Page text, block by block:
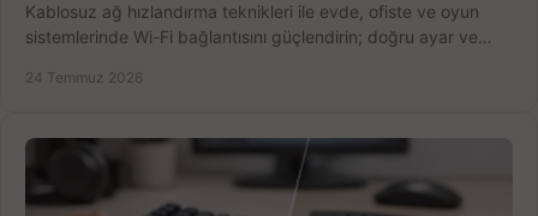
Kablosuz ağ hızlandırma teknikleri ile evde, ofiste ve oyun
sistemlerinde Wi-Fi bağlantısını güçlendirin; doğru ayar ve
24 Temmuz 2026